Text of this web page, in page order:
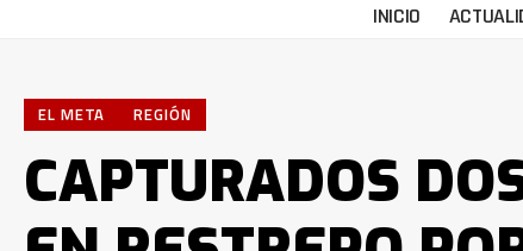
INICIO
EL META REGIÓN
CAPTURADOS